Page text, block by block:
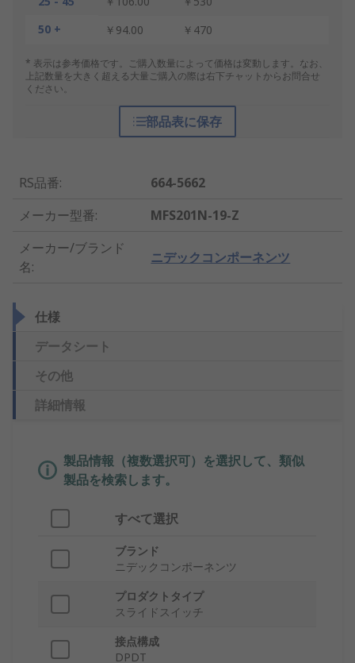
50 +
￥94.00 ￥470
* 表示は参考価格です。ご購入数量によって価格は変動します。なお、
上記数量を大きく超える大量ご購入の際は右下チャットからお問合せ
ください。
部品表に保存
RS品番:
664-5662
メーカー型番:
MFS201N-19-Z
メーカー/ブランド
名:
ニデックコンポーネンツ
仕様
データシート
その他
詳細情報
製品情報（複数選択可）を選択して、類似
製品を検索します。
すべて選択
ブランド
ニデックコンポーネンツ
プロダクトタイプ
スライドスイッチ
接点構成
DPDT